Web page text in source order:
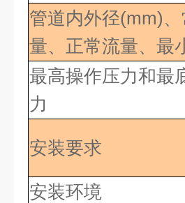
管道内外径(mm)
量、正常流量、最
最高操作压力和最
力
安装要求
安装环境